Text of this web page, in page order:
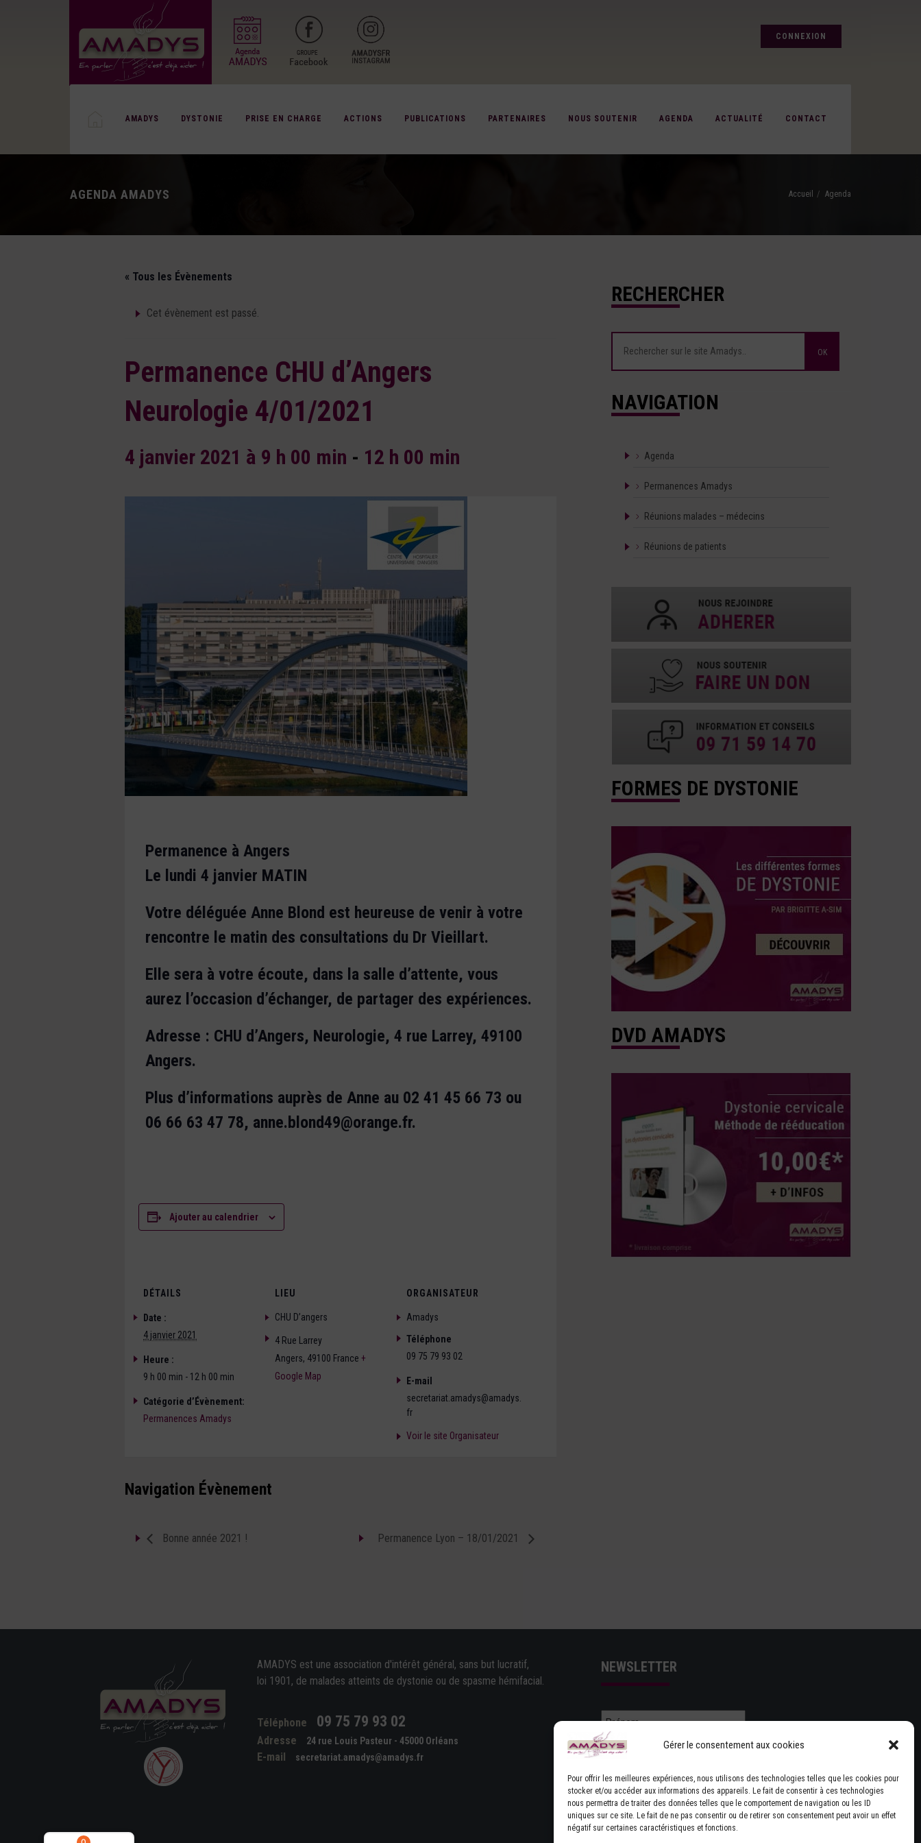
Gérer le consentement aux cookies
Pour offrir les meilleures expériences, nous utilisons des technologies telles que les cookies pour
stocker et/ou accéder aux informations des appareils. Le fait de consentir à ces technologies
nous permettra de traiter des données telles que le comportement de navigation ou les ID
uniques sur ce site. Le fait de ne pas consentir ou de retirer son consentement peut avoir un effet
négatif sur certaines caractéristiques et fonctions.
CONNEXION
AMADYS DYSTONIE PRISE EN CHARGE ACTIONS PUBLICATIONS PARTENAIRES NOUS SOUTENIR AGENDA ACTUALITÉ CONTACT
AGENDA AMADYS Accueil Agenda
« Tous les Évènements
Cet évènement est passé.
Permanence CHU d’Angers
Neurologie 4/01/2021
4 janvier 2021 à 9 h 00 min - 12 h 00 min
Permanence à Angers
Le lundi 4 janvier MATIN
Votre déléguée Anne Blond est heureuse de venir à votre
rencontre le matin des consultations du Dr Vieillart.
Elle sera à votre écoute, dans la salle d’attente, vous
aurez l’occasion d’échanger, de partager des expériences.
Adresse : CHU d’Angers, Neurologie, 4 rue Larrey, 49100
Angers.
Plus d’informations auprès de Anne au 02 41 45 66 73 ou
06 66 63 47 78, anne.blond49@orange.fr.
Ajouter au calendrier
DÉTAILS
Date :
4 janvier 2021
Heure :
9 h 00 min - 12 h 00 min
Catégorie d’Évènement:
Permanences Amadys
LIEU
CHU D’angers
4 Rue Larrey
Angers, 49100 France +
Google Map
ORGANISATEUR
Amadys
Téléphone
09 75 79 93 02
E-mail
secretariat.amadys@amadys.
fr
Voir le site Organisateur
Navigation Évènement
Bonne année 2021 ! Permanence Lyon – 18/01/2021
RECHERCHER
NAVIGATION
Agenda
Permanences Amadys
Réunions malades – médecins
Réunions de patients
FORMES DE DYSTONIE
DVD AMADYS
AMADYS est une association d'intérêt général, sans but lucratif,
loi 1901, de malades atteints de dystonie ou de spasme hémifacial.
Téléphone 09 75 79 93 02
Adresse 24 rue Louis Pasteur - 45000 Orléans
E-mail secretariat.amadys@amadys.fr
NEWSLETTER
J'ACCEPTE LES CONDITIONS GÉNÉRALES
D'UTILISATION